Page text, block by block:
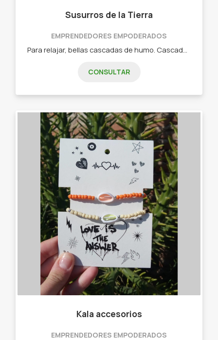
Susurros de la Tierra
EMPRENDEDORES EMPODERADOS
CONSULTAR
Kala accesorios
EMPRENDEDORES EMPODERADOS